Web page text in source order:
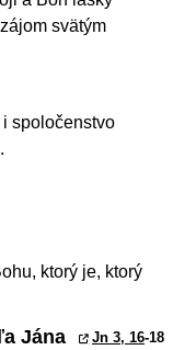
svätým
spoločenstvo
ktorý je, ktorý
Jána Jn 3, 16-18